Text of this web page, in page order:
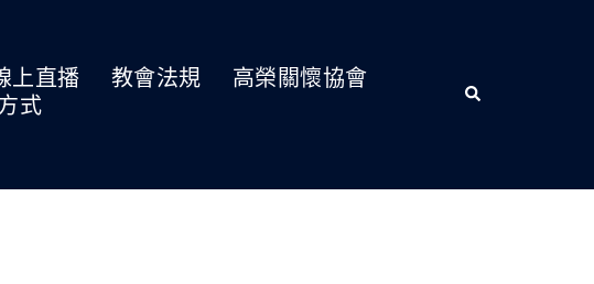
上直播 教會法規
高榮關懷協會
式